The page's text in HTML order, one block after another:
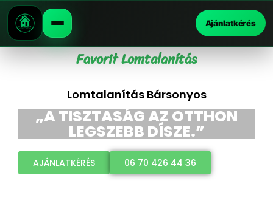
Ajánlatkérés
Favorit Lomtalanítás
Lomtalanítás Bársonyos
„A TISZTASÁG AZ OTTHON
LEGSZEBB DÍSZE.”
AJÁNLATKÉRÉS 06 70 426 44 36